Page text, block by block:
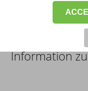
Verfügung
vollständige
Information